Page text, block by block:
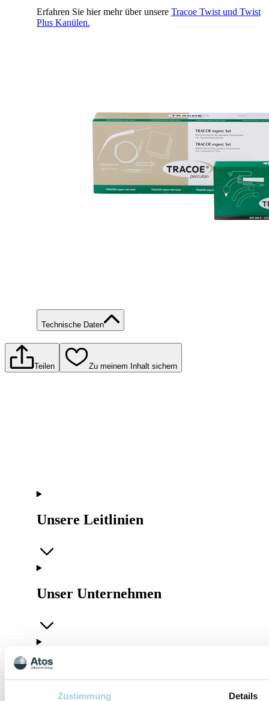
Zustimmung Details
Erfahren Sie hier mehr über unsere Tracoe Twist und Twist
Plus Kanülen.
Technische Daten
Teilen Zu meinem Inhalt sichern
Unsere Leitlinien
Unser Unternehmen
Rechtliches